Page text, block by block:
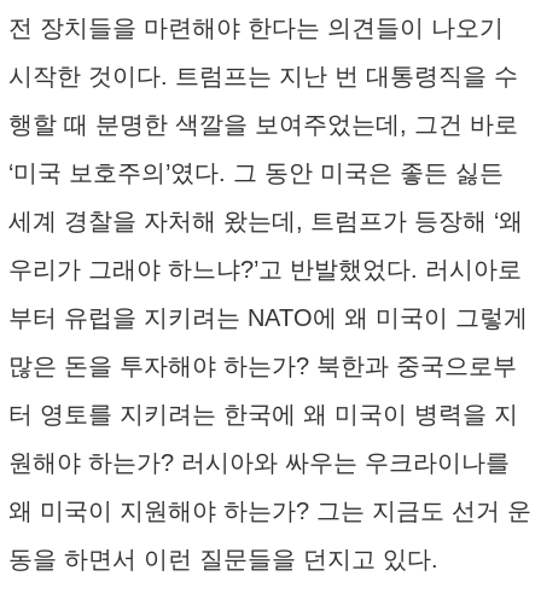
전 장치들을 마련해야 한다는 의견들이 나오기
시작한 것이다. 트럼프는 지난 번 대통령직을 수
행할 때 분명한 색깔을 보여주었는데, 그건 바로
‘미국 보호주의’였다. 그 동안 미국은 좋든 싫든
세계 경찰을 자처해 왔는데, 트럼프가 등장해 ‘왜
우리가 그래야 하느냐?’고 반발했었다. 러시아로
부터 유럽을 지키려는 NATO에 왜 미국이 그렇게
많은 돈을 투자해야 하는가? 북한과 중국으로부
터 영토를 지키려는 한국에 왜 미국이 병력을 지
원해야 하는가? 러시아와 싸우는 우크라이나를
왜 미국이 지원해야 하는가? 그는 지금도 선거 운
동을 하면서 이런 질문들을 던지고 있다.